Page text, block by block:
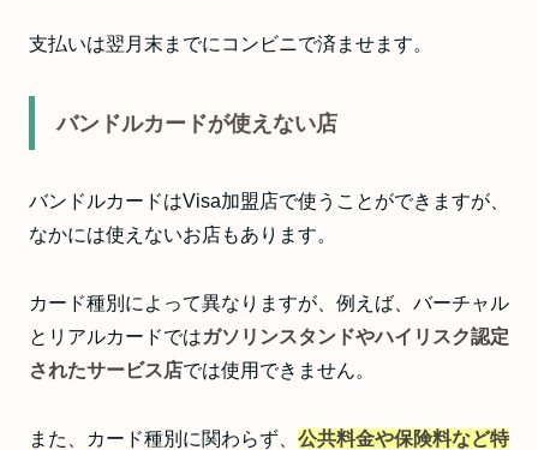
支払いは翌月末までにコンビニで済ませます。
バンドルカードが使えない店
バンドルカードはVisa加盟店で使うことができますが、
なかには使えないお店もあります。
カード種別によって異なりますが、例えば、バーチャル
とリアルカードではガソリンスタンドやハイリスク認定
されたサービス店では使用できません。
また、カード種別に関わらず、 公共料金や保険料など特